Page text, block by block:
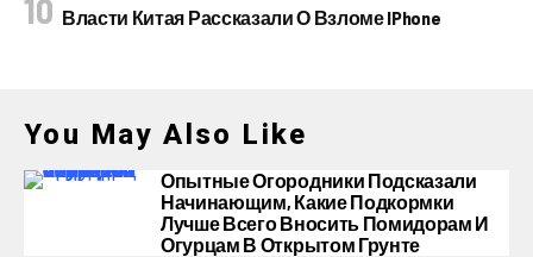
Власти Китая Рассказали О Взломе IPhone
You May Also Like
Опытные Огородники Подсказали
Начинающим, Какие Подкормки
Лучше Всего Вносить Помидорам И
Огурцам В Открытом Грунте